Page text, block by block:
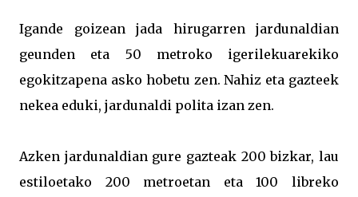
Igande goizean jada hirugarren jardunaldian
geunden eta 50 metroko igerilekuarekiko
egokitzapena asko hobetu zen. Nahiz eta gazteek
nekea eduki, jardunaldi polita izan zen.
Azken jardunaldian gure gazteak 200 bizkar, lau
estiloetako 200 metroetan eta 100 libreko